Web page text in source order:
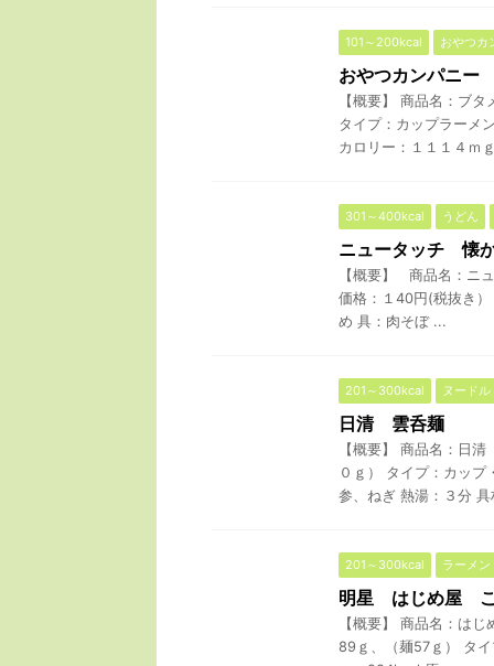
101～200kcal おやつカ
おやつカンパニ
【概要】 商品名：ブ
タイプ：カップラーメ
カロリー：１１１４
301～400kcal うどん
ニュータッチ 懐
【概要】 商品名：ニ
価格：１40円(税抜き
め 具：肉そぼ ...
201～300kcal ヌードル
日清 雲呑麺
【概要】 商品名：日
０ｇ） タイプ：カッ
参、ねぎ 熱湯：３分
201～300kcal ラーメン
明星 はじめ屋
【概要】 商品名：は
89ｇ、（麺57ｇ） タ